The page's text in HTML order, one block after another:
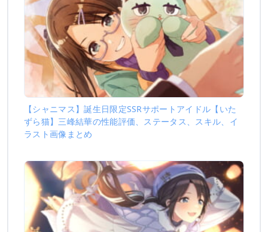
【シャニマス】誕生日限定SSRサポートアイドル【いた
ずら猫】三峰結華の性能評価、ステータス、スキル、イ
ラスト画像まとめ